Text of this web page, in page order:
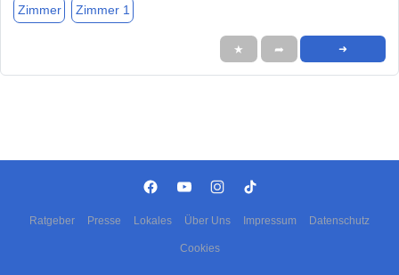
Zimmer Zimmer 1
★ ➦ ➜
Ratgeber Presse Lokales Über Uns Impressum Datenschutz
Cookies